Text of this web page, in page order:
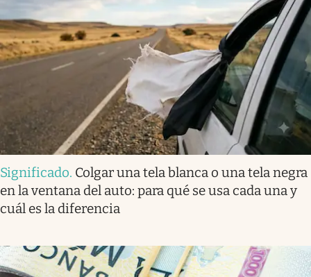
Significado. Colgar una tela blanca o una tela negra
en la ventana del auto: para qué se usa cada una y
cuál es la diferencia